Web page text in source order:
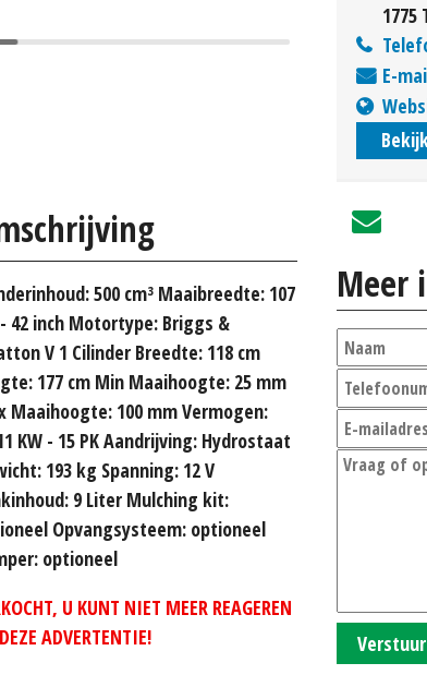
500 cm³ Maaibreedte: 107
42 inch Motortype: Briggs &
V 1 Cilinder Breedte: 118 cm
177 cm Min Maaihoogte: 25 mm
Maaihoogte: 100 mm Vermogen:
KW - 15 PK Aandrijving: Hydrostaat
193 kg Spanning: 12 V
9 Liter Mulching kit:
Opvangsysteem: optioneel
optioneel
U KUNT NIET MEER REAGEREN
ADVERTENTIE!
1775
E-
Meer
Verstuur